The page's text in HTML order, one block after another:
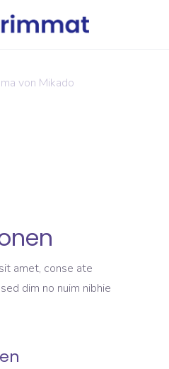
von Mikado
amet, conse ate
dim no nuim nibhie